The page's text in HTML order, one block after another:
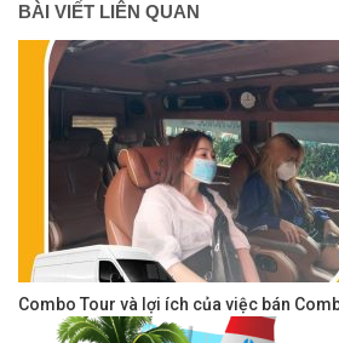
BÀI VIẾT LIÊN QUAN
Combo Tour và lợi ích của việc bán